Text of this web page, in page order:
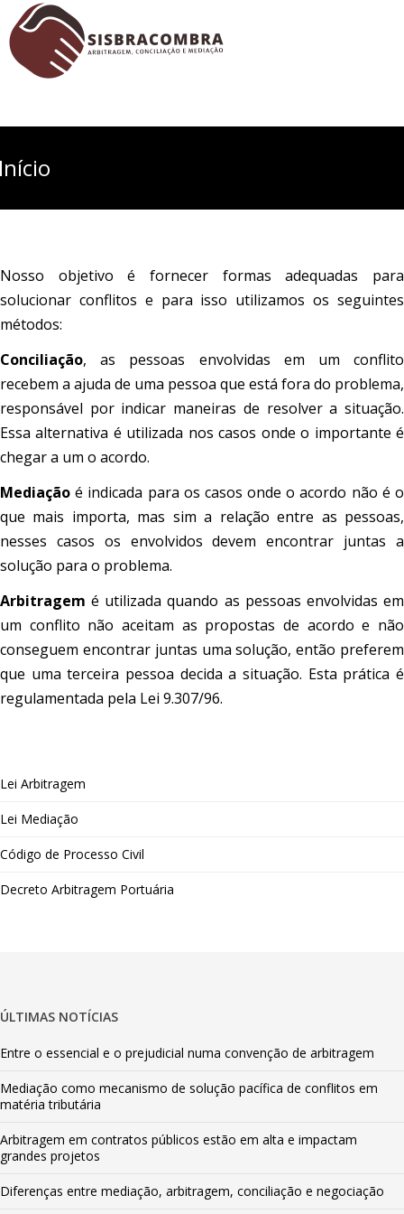
Nosso objetivo é fornecer formas adequadas para
solucionar conflitos e para isso utilizamos os seguintes
métodos:
Conciliação, as pessoas envolvidas em um conflito
recebem a ajuda de uma pessoa que está fora do problema,
responsável por indicar maneiras de resolver a situação.
Essa alternativa é utilizada nos casos onde o importante é
chegar a um o acordo.
Mediação é indicada para os casos onde o acordo não é o
que mais importa, mas sim a relação entre as pessoas,
nesses casos os envolvidos devem encontrar juntas a
solução para o problema.
Arbitragem é utilizada quando as pessoas envolvidas em
um conflito não aceitam as propostas de acordo e não
conseguem encontrar juntas uma solução, então preferem
que uma terceira pessoa decida a situação. Esta prática é
regulamentada pela Lei 9.307/96.
Lei Arbitragem
Lei Mediação
Código de Processo Civil
Decreto Arbitragem Portuária
ÚLTIMAS NOTÍCIAS
Entre o essencial e o prejudicial numa convenção de arbitragem
Mediação como mecanismo de solução pacífica de conflitos em
matéria tributária
Arbitragem em contratos públicos estão em alta e impactam
grandes projetos
Diferenças entre mediação, arbitragem, conciliação e negociação